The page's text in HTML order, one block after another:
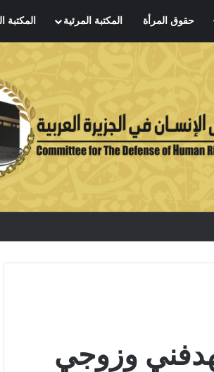
حقوق المرأة المكتبة المرئية المكتبة
وزوجي